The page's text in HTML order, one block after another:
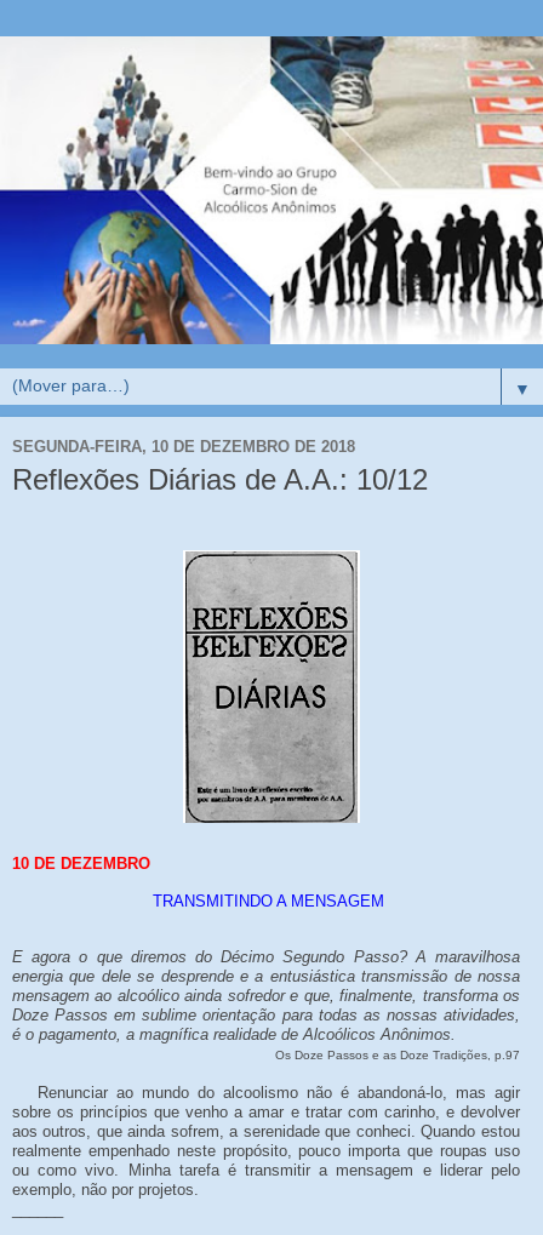
▼
SEGUNDA-FEIRA, 10 DE DEZEMBRO DE 2018
Reflexões Diárias de A.A.: 10/12
10 DE DEZEMBRO
TRANSMITINDO A MENSAGEM
E agora o que diremos do Décimo Segundo Passo? A maravilhosa
energia que dele se desprende e a entusiástica transmissão de nossa
mensagem ao alcoólico ainda sofredor e que, finalmente, transforma os
Doze Passos em sublime orientação para todas as nossas atividades,
é o pagamento, a magnífica realidade de Alcoólicos Anônimos.
Os Doze Passos e as Doze Tradições, p.97
Renunciar ao mundo do alcoolismo não é abandoná-lo, mas agir
sobre os princípios que venho a amar e tratar com carinho, e devolver
aos outros, que ainda sofrem, a serenidade que conheci. Quando estou
realmente empenhado neste propósito, pouco importa que roupas uso
ou como vivo. Minha tarefa é transmitir a mensagem e liderar pelo
exemplo, não por projetos.